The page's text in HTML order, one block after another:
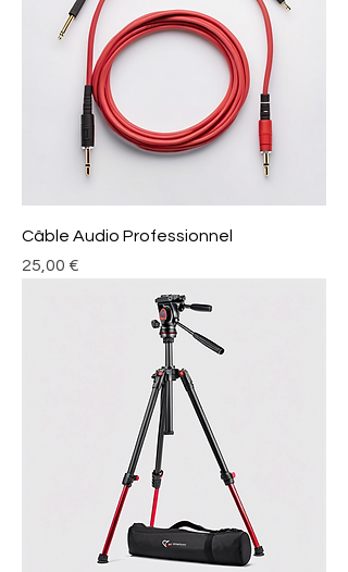
Câble Audio Professionnel
Prix
25,00 €